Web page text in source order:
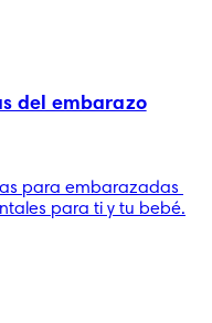
del embarazo
para embarazadas
para ti y tu bebé.